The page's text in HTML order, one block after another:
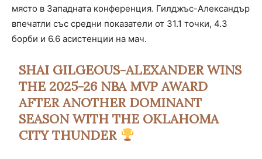
място в Западната конференция. Гилджъс-Александър
впечатли със средни показатели от 31.1 точки, 4.3
борби и 6.6 асистенции на мач.
SHAI GILGEOUS-ALEXANDER WINS
THE 2025-26 NBA MVP AWARD
AFTER ANOTHER DOMINANT
SEASON WITH THE OKLAHOMA
CITY THUNDER